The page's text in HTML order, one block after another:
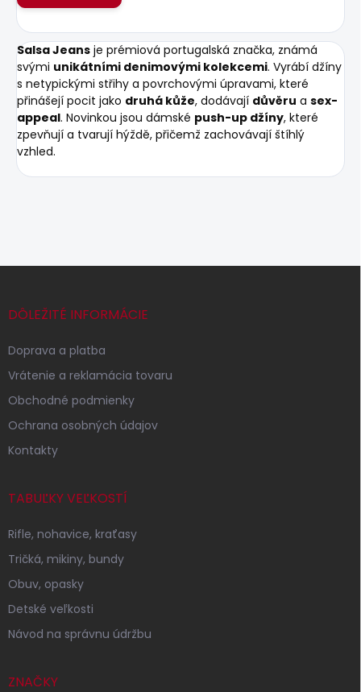
Salsa Jeans je prémiová portugalská značka, známá
svými unikátními denimovými kolekcemi. Vyrábí džíny
s netypickými střihy a povrchovými úpravami, které
přinášejí pocit jako druhá kůže, dodávají důvěru a sex-
appeal. Novinkou jsou dámské push-up džíny, které
zpevňují a tvarují hýždě, přičemž zachovávají štíhlý
vzhled.
Z
p
ä
e
DÔLEŽITÉ INFORMÁCIE
Doprava a platba
Vrátenie a reklamácia tovaru
Obchodné podmienky
Ochrana osobných údajov
Kontakty
TABUĽKY VEĽKOSTÍ
Rifle, nohavice, kraťasy
Tričká, mikiny, bundy
Obuv, opasky
Detské veľkosti
Návod na správnu údržbu
ZNAČKY